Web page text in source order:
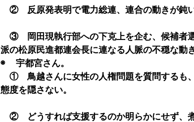
②　反原発表明で電力総連、連合の動きが鈍い
③　岡田現執行部への下克上を企む、候補者
派の松原民進都連会長に連なる人脈の不穏な動き
◉ 　宇都宮さん。
①　鳥越さんに女性の人権問題を質問するも
態度を隠さない。
②　どうすれば支援するのか明らかにせず、